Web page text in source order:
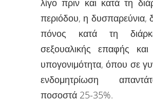
λίγο πριν και κατά τη
περιόδου, η δυσπαρεύνια,
πόνος κατά τη
σεξουαλικής επαφής
υπογονιμότητα, όπου σε
ενδομητρίωση
ποσοστά 25-35%.